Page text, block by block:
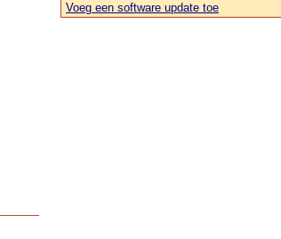
Voeg een software update toe